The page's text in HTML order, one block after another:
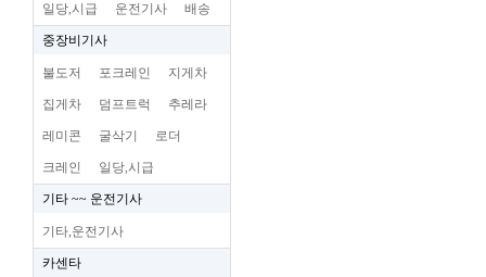
일당,시급 운전기사 배송
중장비기사
불도저 포크레인 지게차
집게차 덤프트럭 추레라
레미콘 굴삭기 로더
크레인 일당,시급
기타 ~~ 운전기사
기타,운전기사
카센타